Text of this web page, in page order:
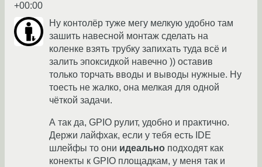
+00:00
Ну контолёр туже мегу мелкую удобно там
зашить навесной монтаж сделать на
коленке взять трубку запихать туда всё и
залить эпоксидкой навечно )) оставив
только торчать вводы и выводы нужные. Ну
тоесть не жалко, она мелкая для одной
чёткой задачи.
А так да, GPIO рулит, удобно и практично.
Держи лайфхак, если у тебя есть IDE
шлейфы то они идеально подходят как
конекты к GPIO площадкам, у меня так и